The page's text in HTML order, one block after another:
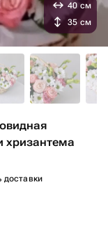
хризантема
доставки
40 см
35 см